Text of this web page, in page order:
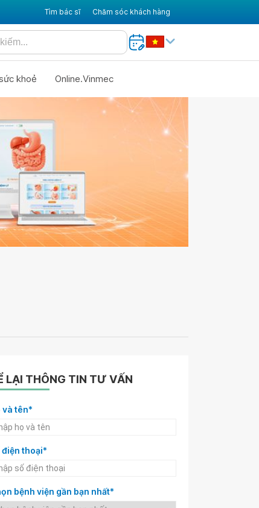
Tìm bác sĩ Chăm sóc khách hàng
khoẻ Online.Vinmec
LẠI THÔNG TIN TƯ VẤN
và tên*
điện thoại*
bệnh viện gần bạn nhất*